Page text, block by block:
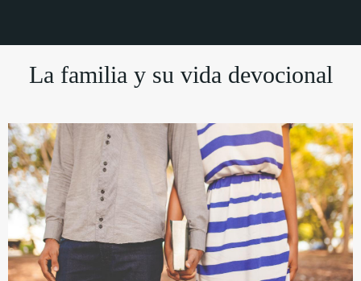
La familia y su vida devocional